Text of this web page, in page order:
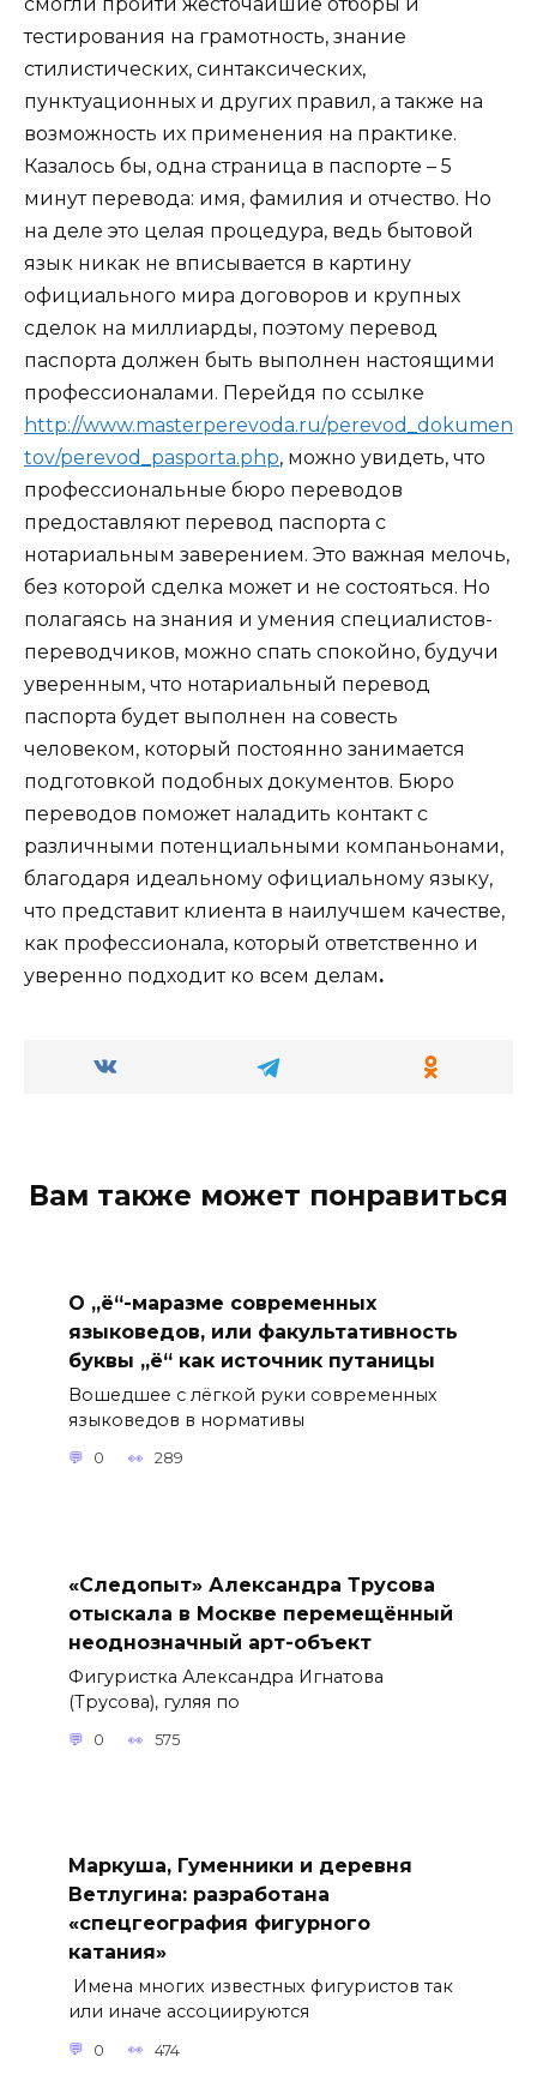
тестирования на грамотность, знание
стилистических, синтаксических,
пунктуационных и других правил, а также на
возможность их применения на практике.
Казалось бы, одна страница в паспорте – 5
минут перевода: имя, фамилия и отчество. Но
на деле это целая процедура, ведь бытовой
язык никак не вписывается в картину
официального мира договоров и крупных
сделок на миллиарды, поэтому перевод
паспорта должен быть выполнен настоящими
профессионалами. Перейдя по ссылке
http://www.masterperevoda.ru/perevod_dokumen
tov/perevod_pasporta.php, можно увидеть, что
профессиональные бюро переводов
предоставляют перевод паспорта с
нотариальным заверением. Это важная мелочь,
без которой сделка может и не состояться. Но
полагаясь на знания и умения специалистов-
переводчиков, можно спать спокойно, будучи
уверенным, что нотариальный перевод
паспорта будет выполнен на совесть
человеком, который постоянно занимается
подготовкой подобных документов. Бюро
переводов поможет наладить контакт с
различными потенциальными компаньонами,
благодаря идеальному официальному языку,
что представит клиента в наилучшем качестве,
как профессионала, который ответственно и
уверенно подходит ко всем делам.
Вам также может понравиться
О „ё“-маразме современных
языковедов, или факультативность
буквы „ё“ как источник путаницы
Вошедшее с лёгкой руки современных
языковедов в нормативы
0 289
«Следопыт» Александра Трусова
отыскала в Москве перемещённый
неоднозначный арт-объект
Фигуристка Александра Игнатова
(Трусова), гуляя по
0 575
Маркуша, Гуменники и деревня
Ветлугина: разработана
«спецгеография фигурного
катания»
Имена многих известных фигуристов так
или иначе ассоциируются
0 474